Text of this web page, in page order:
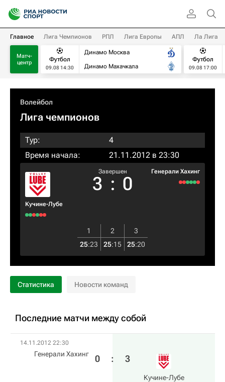
Главное Лига Чемпионов РПЛ Лига Европы АПЛ Ла Лига
Матч-
центр
Футбол
09.08 14:30
Динамо Москва
Динамо Махачкала
Футбол
09.08 17:00
Волейбол
Лига чемпионов
Тур:
4
Время начала:
21.11.2012 в 23:30
Кучине-Лубе
Завершен
3 : 0
Генерали Хахинг
1 2
3
25:23 25:15 25:20
Статистика Новости команд
Последние матчи между собой
14.11.2012 22:30
Генерали Хахинг 0 : 3
Кучине-Лубе